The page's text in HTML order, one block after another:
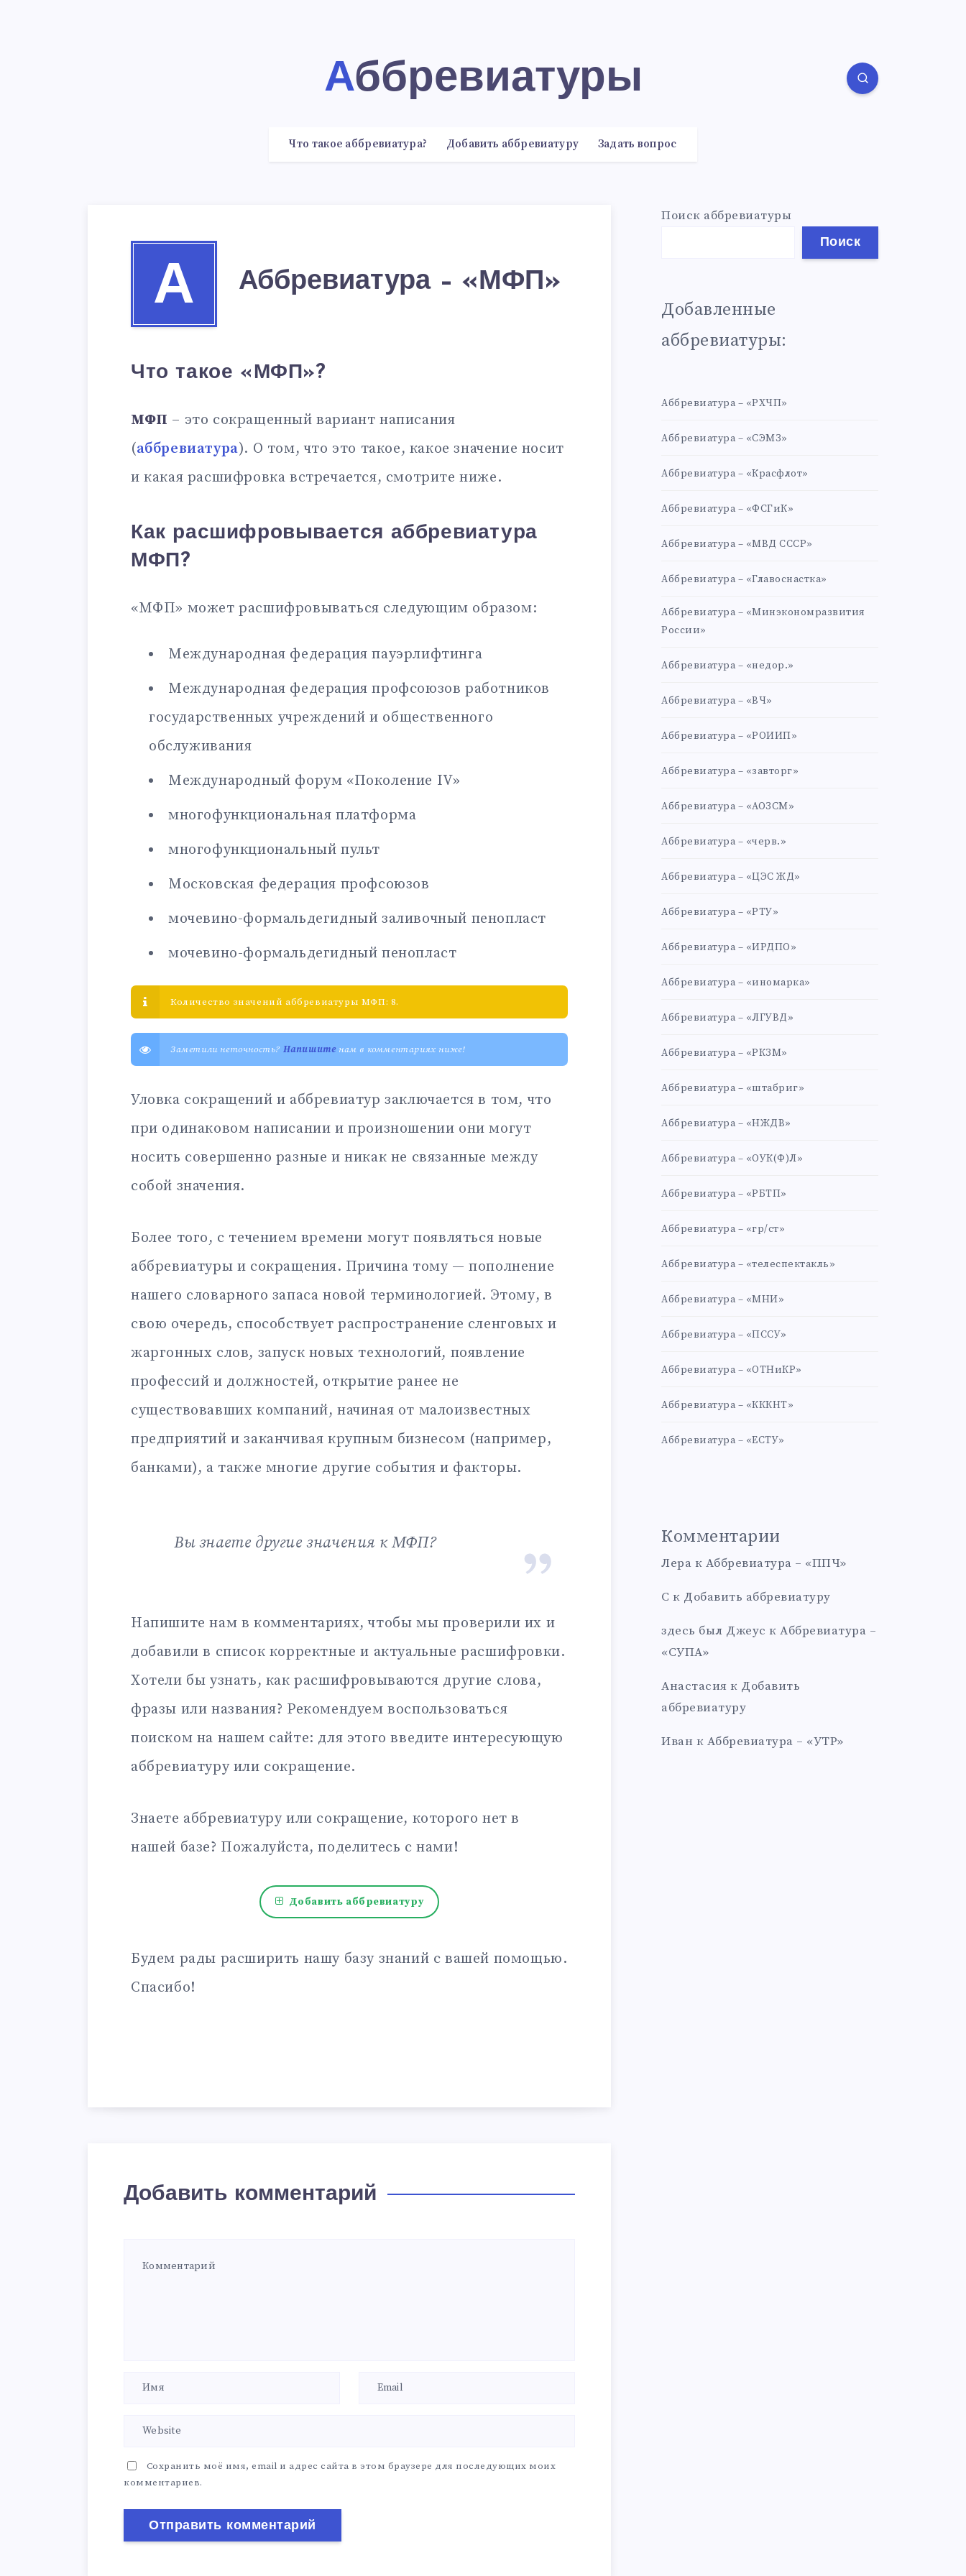
Аббревиатуры
Что такое аббревиатура? Добавить аббревиатуру Задать вопрос
А Аббревиатура – «МФП»
Что такое «МФП»?
МФП – это сокращенный вариант написания
(аббревиатура). О том, что это такое, какое значение носит
и какая расшифровка встречается, смотрите ниже.
Как расшифровывается аббревиатура
МФП?
«МФП» может расшифровываться следующим образом:
Международная федерация пауэрлифтинга
Международная федерация профсоюзов работников
государственных учреждений и общественного
обслуживания
Международный форум «Поколение IV»
многофункциональная платформа
многофункциональный пульт
Московская федерация профсоюзов
мочевино-формальдегидный заливочный пенопласт
мочевино-формальдегидный пенопласт
Количество значений аббревиатуры МФП: 8.
Заметили неточность? Напишитенам в комментариях ниже!
Уловка сокращений и аббревиатур заключается в том, что
при одинаковом написании и произношении они могут
носить совершенно разные и никак не связанные между
собой значения.
Более того, с течением времени могут появляться новые
аббревиатуры и сокращения. Причина тому — пополнение
нашего словарного запаса новой терминологией. Этому, в
свою очередь, способствует распространение сленговых и
жаргонных слов, запуск новых технологий, появление
профессий и должностей, открытие ранее не
существовавших компаний, начиная от малоизвестных
предприятий и заканчивая крупным бизнесом (например,
банками), а также многие другие события и факторы.
Вы знаете другие значения к МФП?
Напишите нам в комментариях, чтобы мы проверили их и
добавили в список корректные и актуальные расшифровки.
Хотели бы узнать, как расшифровываются другие слова,
фразы или названия? Рекомендуем воспользоваться
поиском на нашем сайте: для этого введите интересующую
аббревиатуру или сокращение.
Знаете аббревиатуру или сокращение, которого нет в
нашей базе? Пожалуйста, поделитесь с нами!
Добавить аббревиатуру
Будем рады расширить нашу базу знаний с вашей помощью.
Спасибо!
Добавить комментарий
Сохранить моё имя, email и адрес сайта в этом браузере для последующих моих
комментариев.
Поиск аббревиатуры
Поиск
Добавленные
аббревиатуры:
Аббревиатура – «РХЧП»
Аббревиатура – «СЭМЗ»
Аббревиатура – «Красфлот»
Аббревиатура – «ФСГиК»
Аббревиатура – «МВД СССР»
Аббревиатура – «Главоснастка»
Аббревиатура – «Минэкономразвития
России»
Аббревиатура – «недор.»
Аббревиатура – «ВЧ»
Аббревиатура – «РОИИП»
Аббревиатура – «завторг»
Аббревиатура – «АОЗСМ»
Аббревиатура – «черв.»
Аббревиатура – «ЦЭС ЖД»
Аббревиатура – «РТУ»
Аббревиатура – «ИРДПО»
Аббревиатура – «иномарка»
Аббревиатура – «ЛГУВД»
Аббревиатура – «РКЗМ»
Аббревиатура – «штабриг»
Аббревиатура – «НЖДВ»
Аббревиатура – «ОУК(Ф)Л»
Аббревиатура – «РБТП»
Аббревиатура – «гр/ст»
Аббревиатура – «телеспектакль»
Аббревиатура – «МНИ»
Аббревиатура – «ПССУ»
Аббревиатура – «ОТНиКР»
Аббревиатура – «КККНТ»
Аббревиатура – «ЕСТУ»
Комментарии
Лера к Аббревиатура – «ППЧ»
С к Добавить аббревиатуру
здесь был Джеус к Аббревиатура –
«СУПА»
Анастасия к Добавить
аббревиатуру
Иван к Аббревиатура – «УТР»